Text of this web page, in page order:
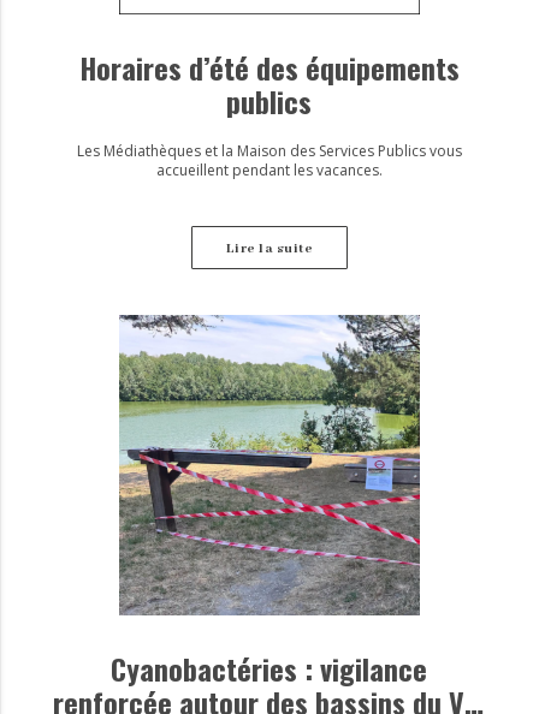
Horaires d’été des équipements
publics
Les Médiathèques et la Maison des Services Publics vous
accueillent pendant les vacances.
Lire la suite
Cyanobactéries : vigilance
renforcée autour des bassins du Val